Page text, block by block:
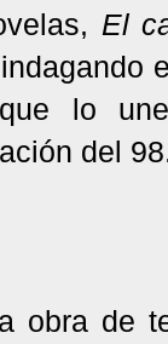
El
lo
del
obra de